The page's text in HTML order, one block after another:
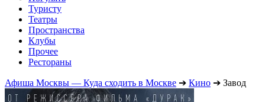
Туристу
Театры
Пространства
Клубы
Прочее
Рестораны
Афиша Москвы — Куда сходить в Москве ➔ Кино ➔ Завод